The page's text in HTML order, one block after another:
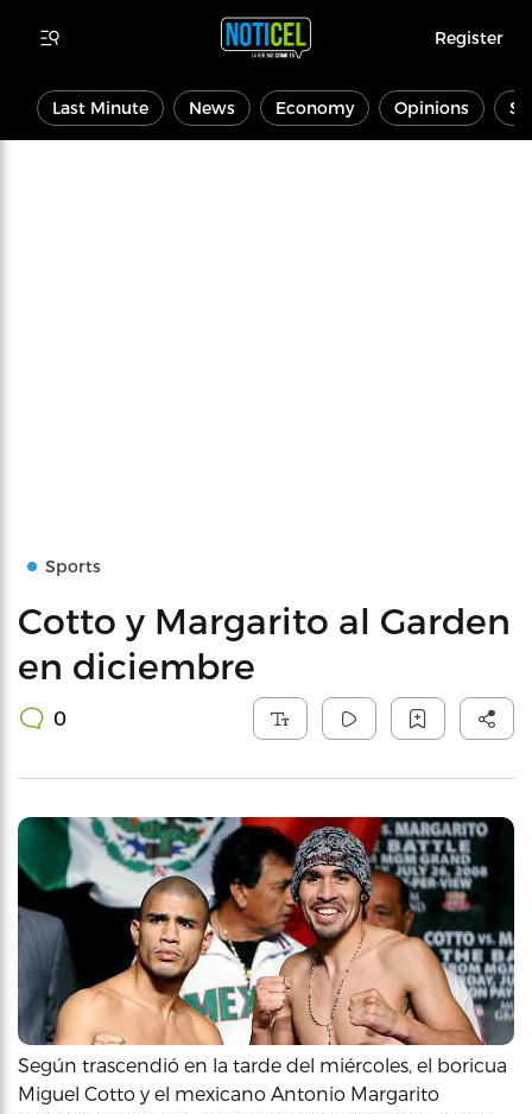
Register
Last Minute News Economy Opinions
Sports
Cotto y Margarito al Garden
en diciembre
0
Según trascendió en la tarde del miércoles, el boricua
Miguel Cotto y el mexicano Antonio Margarito